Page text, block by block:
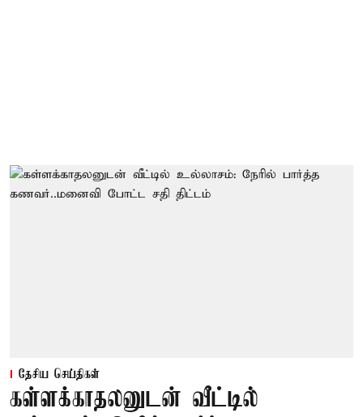
தேசிய செய்திகள்
கள்ளக்காதலனுடன் வீட்டில்